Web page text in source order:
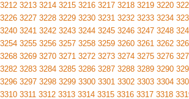
3212 3213 3214 3215 3216 3217 3218 3219 3220
3226 3227 3228 3229 3230 3231 3232 3233 3234
3240 3241 3242 3243 3244 3245 3246 3247 3248
3254 3255 3256 3257 3258 3259 3260 3261 3262
3268 3269 3270 3271 3272 3273 3274 3275 3276
3282 3283 3284 3285 3286 3287 3288 3289 3290
3296 3297 3298 3299 3300 3301 3302 3303 3304
3310 3311 3312 3313 3314 3315 3316 3317 3318